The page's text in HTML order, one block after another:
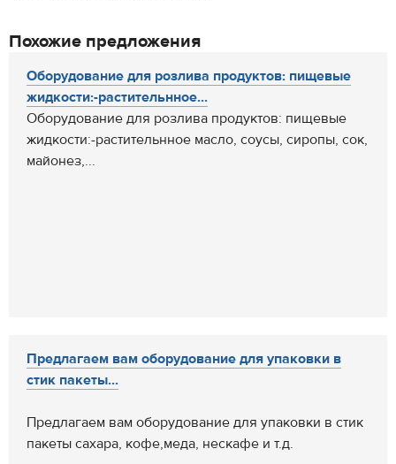
Похожие предложения
Оборудование для розлива продуктов: пищевые
жидкости:-растительнное...
Оборудование для розлива продуктов: пищевые
жидкости:-растительнное масло, соусы, сиропы, сок,
майонез,...
Предлагаем вам оборудование для упаковки в
стик пакеты...
Предлагаем вам оборудование для упаковки в стик
пакеты сахара, кофе,меда, нескафе и т.д.